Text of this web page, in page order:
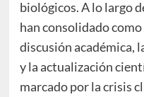
biológicos. A lo largo
han consolidado
discusión académica,
y la actualización
marcado por la crisis